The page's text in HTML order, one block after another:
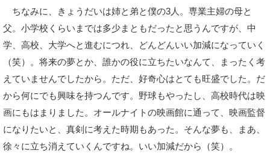
ちなみに、きょうだいは姉と弟と僕の3人。専業主婦の母と
父。小学校くらいまでは多少まともだったと思うんですが、中
学、高校、大学へと進むにつれ、どんどんいい加減になっていく
（笑）。将来の夢とか、誰かの役に立ちたいなんて、まったく考
えていませんでしたから。ただ、好奇心はとても旺盛でした。だ
から何にでも興味を持つんです。野球もやったし、高校時代は映
画にもはまりました。オールナイトの映画館に通って、映画監督
になりたいと、真剣に考えた時期もあった。そんな夢も、まあ、
徐々に立ち消えていくんですね。いい加減だから（笑）。